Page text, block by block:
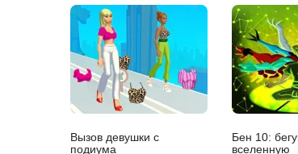
Вызов девушки с
подиума
Бен 10:
вселенную